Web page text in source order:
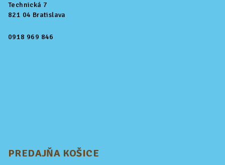
Technická 7
821 04 Bratislava
0918 969 846
PREDAJŇA KOŠICE